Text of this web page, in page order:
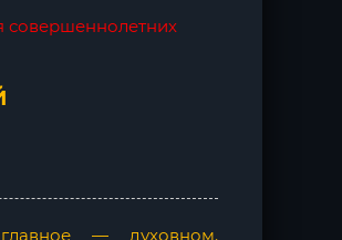
совершеннолетних
— духовном.